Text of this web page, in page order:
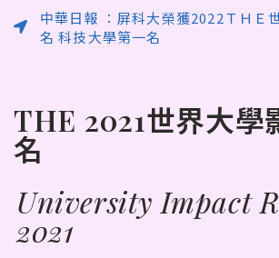
中華日報 ：屏科大榮獲2022ＴＨＥ
名 科技大學第一名
THE 2021世界大學
名
University Impact
2021